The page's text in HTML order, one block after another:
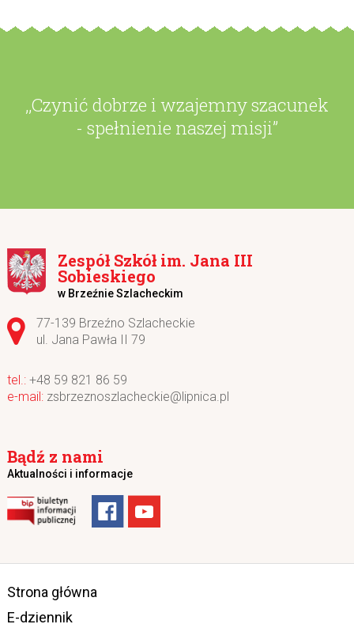
,,Czynić dobrze i wzajemny szacunek
- spełnienie naszej misji”
Zespół Szkół im. Jana III
Sobieskiego
w Brzeźnie Szlacheckim
Adres pocztowy:
77-139 Brzeźno Szlacheckie
ul. Jana Pawła II 79
+48 59 821 86 59
zsbrzeznoszlacheckie@lipnica.pl
Bądź z nami
Aktualności i informacje
Strona główna
E-dziennik